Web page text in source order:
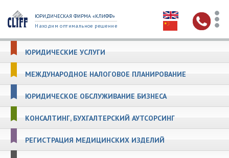
ЮРИДИЧЕСКАЯ ФИРМА «КЛИФФ»
Находим оптимальное решение
ЮРИДИЧЕСКИЕ УСЛУГИ
МЕЖДУНАРОДНОЕ НАЛОГОВОЕ ПЛАНИРОВАНИЕ
ЮРИДИЧЕСКОЕ ОБСЛУЖИВАНИЕ БИЗНЕСА
КОНСАЛТИНГ, БУХГАЛТЕРСКИЙ АУТСОРСИНГ
РЕГИСТРАЦИЯ МЕДИЦИНСКИХ ИЗДЕЛИЙ